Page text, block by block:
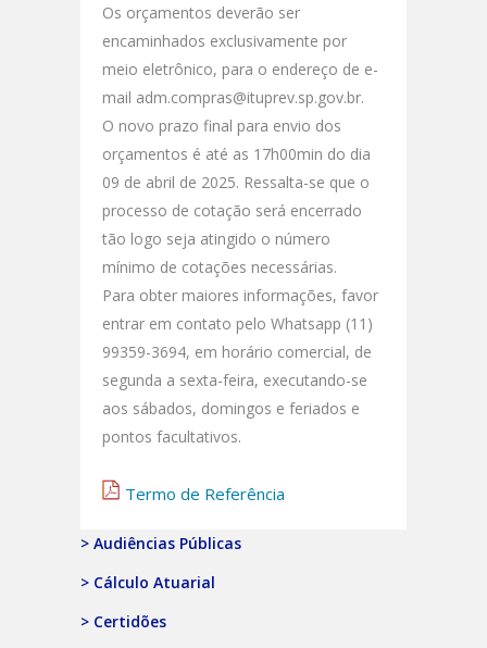
Os orçamentos deverão ser
encaminhados exclusivamente por
meio eletrônico, para o endereço de e-
mail adm.compras@ituprev.sp.gov.br.
O novo prazo final para envio dos
orçamentos é até as 17h00min do dia
09 de abril de 2025. Ressalta-se que o
processo de cotação será encerrado
tão logo seja atingido o número
mínimo de cotações necessárias.
Para obter maiores informações, favor
entrar em contato pelo Whatsapp (11)
99359-3694, em horário comercial, de
segunda a sexta-feira, executando-se
aos sábados, domingos e feriados e
pontos facultativos.
Termo de Referência
> Audiências Públicas
> Cálculo Atuarial
> Certidões